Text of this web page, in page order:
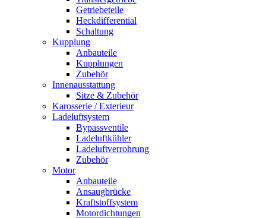
Getriebeteile
Heckdifferential
Schaltung
Kupplung
Anbauteile
Kupplungen
Zubehör
Innenausstattung
Sitze & Zubehör
Karosserie / Exterieur
Ladeluftsystem
Bypassventile
Ladeluftkühler
Ladeluftverrohrung
Zubehör
Motor
Anbauteile
Ansaugbrücke
Kraftstoffsystem
Motordichtungen